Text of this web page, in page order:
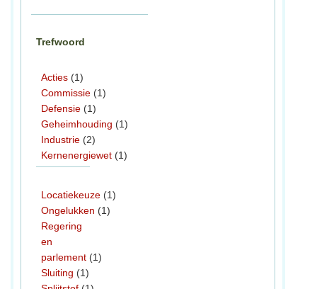
Trefwoord
Acties (1)
Commissie (1)
Defensie (1)
Geheimhouding (1)
Industrie (2)
Kernenergiewet (1)
Locatiekeuze (1)
Ongelukken (1)
Regering
en
parlement (1)
Sluiting (1)